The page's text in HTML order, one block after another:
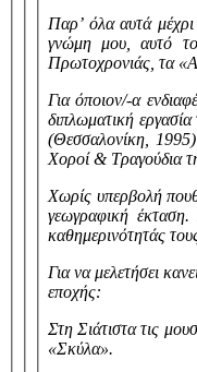
Παρ’ όλα αυτά μέχρι
γνώμη μου, αυτό
Πρωτοχρονιάς, τα
Για όποιον/-α
διπλωματική
(Θεσσαλονίκη,
Χοροί & Τραγούδια
Χωρίς υπερβολή
γεωγραφική έκταση.
καθημερινότητάς
Για να μελετήσει
εποχής:
Στη Σιάτιστα τις
«Σκύλα».